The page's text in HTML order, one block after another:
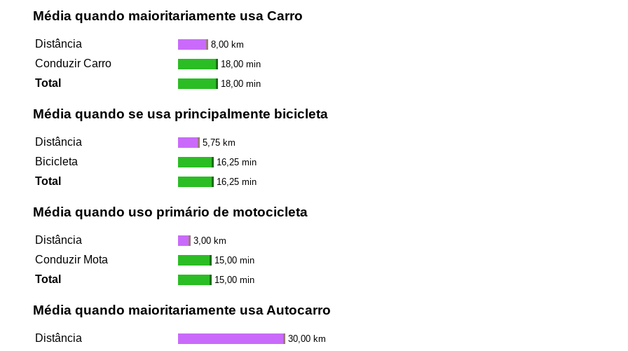
Média quando maioritariamente usa Carro
Distância 8,00 km
Conduzir Carro 18,00 min
Total 18,00 min
Média quando se usa principalmente bicicleta
Distância 5,75 km
Bicicleta 16,25 min
Total 16,25 min
Média quando uso primário de motocicleta
Distância 3,00 km
Conduzir Mota 15,00 min
Total 15,00 min
Média quando maioritariamente usa Autocarro
Distância 30,00 km